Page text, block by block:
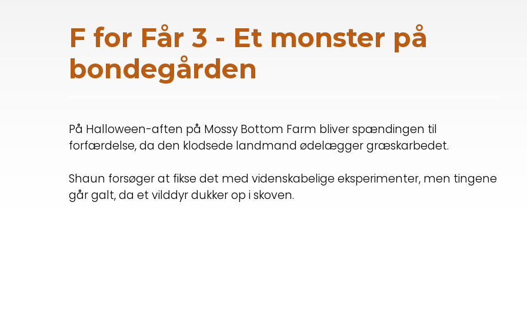
F for Får 3 - Et monster på
bondegården
På Halloween-aften på Mossy Bottom Farm bliver spændingen til
forfærdelse, da den klodsede landmand ødelægger græskarbedet.
Shaun forsøger at fikse det med videnskabelige eksperimenter, men tingene
går galt, da et vilddyr dukker op i skoven.